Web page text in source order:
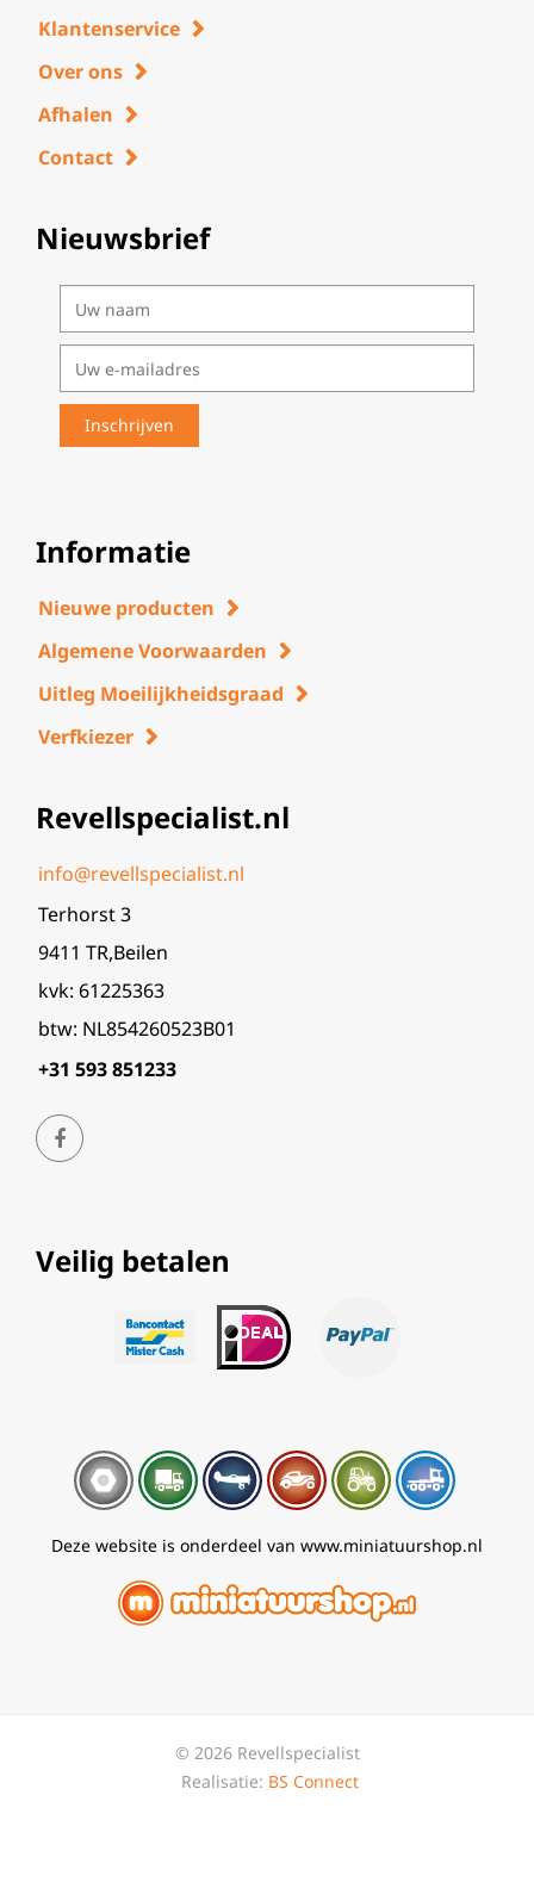
Klantenservice
Over ons
Afhalen
Contact
Nieuwsbrief
Informatie
Nieuwe producten
Algemene Voorwaarden
Uitleg Moeilijkheidsgraad
Verfkiezer
Revellspecialist.nl
info@revellspecialist.nl
Terhorst 3
9411 TR,Beilen
kvk: 61225363
btw: NL854260523B01
+31 593 851233
Veilig betalen
Deze website is onderdeel van www.miniatuurshop.nl
© 2026 Revellspecialist
Realisatie: BS Connect